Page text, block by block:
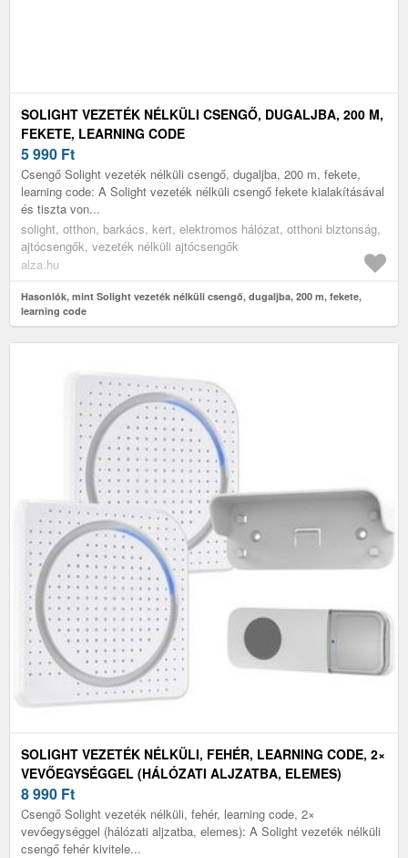
SOLIGHT VEZETÉK NÉLKÜLI CSENGŐ, DUGALJBA, 200 M,
FEKETE, LEARNING CODE
5 990 Ft
Csengő Solight vezeték nélküli csengő, dugaljba, 200 m, fekete,
learning code: A Solight vezeték nélküli csengő fekete kialakításával
és tiszta von...
solight, otthon, barkács, kert, elektromos hálózat, otthoni biztonság,
ajtócsengők, vezeték nélküli ajtócsengők
alza.hu
Hasonlók, mint Solight vezeték nélküli csengő, dugaljba, 200 m, fekete,
learning code
SOLIGHT VEZETÉK NÉLKÜLI, FEHÉR, LEARNING CODE, 2×
VEVŐEGYSÉGGEL (HÁLÓZATI ALJZATBA, ELEMES)
8 990 Ft
Csengő Solight vezeték nélküli, fehér, learning code, 2×
vevőegységgel (hálózati aljzatba, elemes): A Solight vezeték nélküli
csengő fehér kivitele...